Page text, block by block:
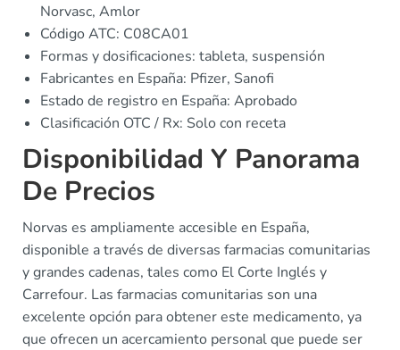
Norvasc, Amlor
Código ATC: C08CA01
Formas y dosificaciones: tableta, suspensión
Fabricantes en España: Pfizer, Sanofi
Estado de registro en España: Aprobado
Clasificación OTC / Rx: Solo con receta
Disponibilidad Y Panorama
De Precios
Norvas es ampliamente accesible en España,
disponible a través de diversas farmacias comunitarias
y grandes cadenas, tales como El Corte Inglés y
Carrefour. Las farmacias comunitarias son una
excelente opción para obtener este medicamento, ya
que ofrecen un acercamiento personal que puede ser